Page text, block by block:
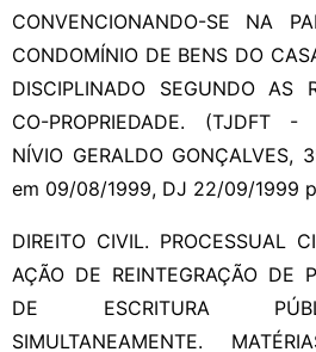
CONVENCIONANDO-SE NA
CONDOMÍNIO DE BENS DO
DISCIPLINADO SEGUNDO AS
CO-PROPRIEDADE. (TJDFT
NÍVIO GERALDO GONÇALVES,
em 09/08/1999, DJ 22/09/1999
DIREITO CIVIL. PROCESSUAL
AÇÃO DE REINTEGRAÇÃO DE
DE ESCRITURA
SIMULTANEAMENTE.